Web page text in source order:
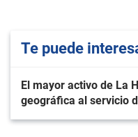
Te puede
El mayor activo de La
geográfica al servicio